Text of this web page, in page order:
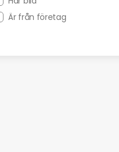
Är från företag